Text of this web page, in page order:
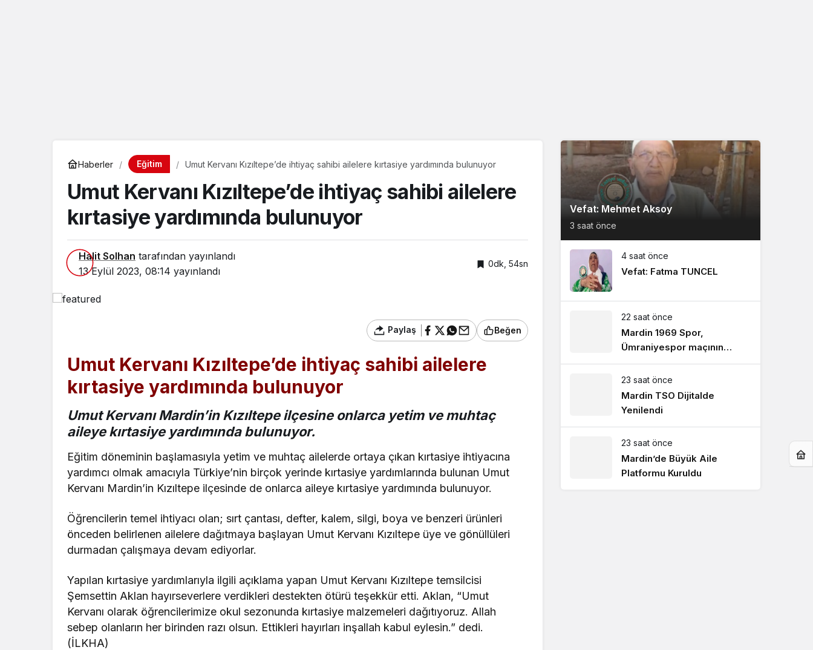
Haberler Eğitim Umut Kervanı Kızıltepe’de ihtiyaç sahibi ailelere kırtasiye yardımında bulunuyor
Umut Kervanı Kızıltepe’de ihtiyaç sahibi ailelere
kırtasiye yardımında bulunuyor
Halit Solhan tarafından yayınlandı
13 Eylül 2023, 08:14 yayınlandı
0dk, 54sn
Paylaş Beğen
Umut Kervanı Kızıltepe’de ihtiyaç sahibi ailelere
kırtasiye yardımında bulunuyor
Umut Kervanı Mardin’in Kızıltepe ilçesine onlarca yetim ve muhtaç
aileye kırtasiye yardımında bulunuyor.
Eğitim döneminin başlamasıyla yetim ve muhtaç ailelerde ortaya çıkan kırtasiye ihtiyacına
yardımcı olmak amacıyla Türkiye’nin birçok yerinde kırtasiye yardımlarında bulunan Umut
Kervanı Mardin’in Kızıltepe ilçesinde de onlarca aileye kırtasiye yardımında bulunuyor.
Öğrencilerin temel ihtiyacı olan; sırt çantası, defter, kalem, silgi, boya ve benzeri ürünleri
önceden belirlenen ailelere dağıtmaya başlayan Umut Kervanı Kızıltepe üye ve gönüllüleri
durmadan çalışmaya devam ediyorlar.
Yapılan kırtasiye yardımlarıyla ilgili açıklama yapan Umut Kervanı Kızıltepe temsilcisi
Şemsettin Aklan hayırseverlere verdikleri destekten ötürü teşekkür etti. Aklan, “Umut
Kervanı olarak öğrencilerimize okul sezonunda kırtasiye malzemeleri dağıtıyoruz. Allah
sebep olanların her birinden razı olsun. Ettikleri hayırları inşallah kabul eylesin.” dedi.
(İLKHA)
Vefat: Mehmet Aksoy
3 saat önce
4 saat önce
Vefat: Fatma TUNCEL
22 saat önce
Mardin 1969 Spor,
Ümraniyespor maçının
hazırlıklarını sürdürdü
23 saat önce
Mardin TSO Dijitalde
Yenilendi
23 saat önce
Mardin’de Büyük Aile
Platformu Kuruldu